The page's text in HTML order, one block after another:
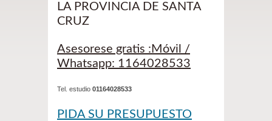
LA PROVINCIA DE SANTA
CRUZ
Asesorese gratis :Móvil /
Whatsapp: 1164028533
Tel. estudio 01164028533
PIDA SU PRESUPUESTO